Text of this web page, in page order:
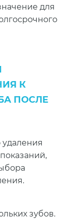
для
К
ПОСЛЕ
удаления
зубов.